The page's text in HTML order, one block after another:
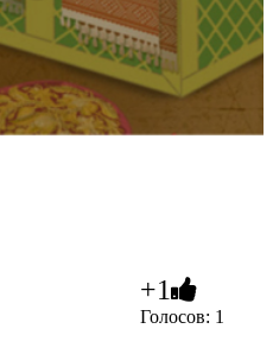
+1
Голосов: 1